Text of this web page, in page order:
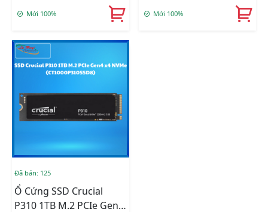
Mới 100% Mới 100%
Đã bán: 125
Ổ Cứng SSD Crucial
P310 1TB M.2 PCIe Gen4